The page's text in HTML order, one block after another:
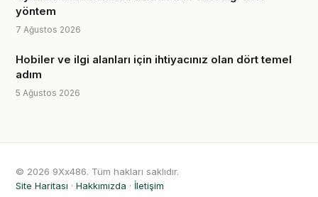
yöntem
7 Ağustos 2026
Hobiler ve ilgi alanları için ihtiyacınız olan dört temel
adım
5 Ağustos 2026
© 2026 9Xx486. Tüm hakları saklıdır.
Site Haritası · Hakkımızda · İletişim